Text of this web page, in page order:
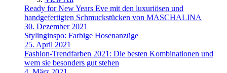
Ready for New Years Eve mit den luxuriösen und
handgefertigten Schmuckstücken von MASCHALINA
30. Dezember 2021
Stylinginspo: Farbige Hosenanzüge
25. April 2021
Fashion-Trendfarben 2021: Die besten Kombinationen und
wem sie besonders gut stehen